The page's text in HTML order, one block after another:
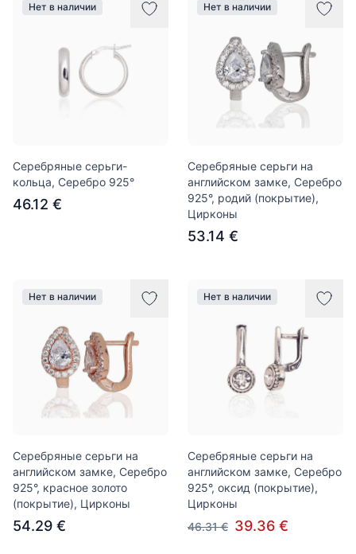
Нет в наличии
Серебряные серьги-
кольца, Серебро 925°
46.12 €
Нет в наличии
Серебряные серьги на
английском замке, Серебро
925°, родий (покрытие),
Цирконы
53.14 €
Нет в наличии
Серебряные серьги на
английском замке, Серебро
925°, красное золото
(покрытие), Цирконы
54.29 €
Нет в наличии
Серебряные серьги на
английском замке, Серебро
925°, оксид (покрытие),
Цирконы
46.31 € 39.36 €